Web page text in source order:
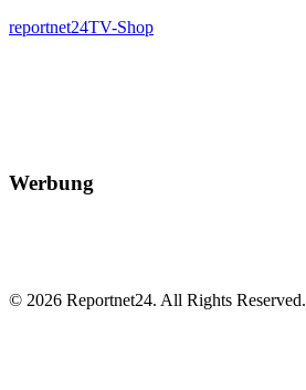
reportnet24TV-Shop
Werbung
© 2026 Reportnet24. All Rights Reserved.